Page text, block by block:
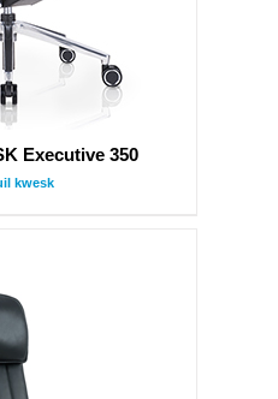
Executive 350
kwesk